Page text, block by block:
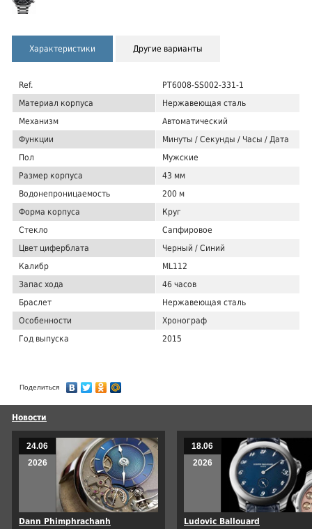
Характеристики Другие варианты
Ref.
PT6008-SS002-331-1
Материал корпуса
Нержавеющая сталь
Механизм
Автоматический
Функции
Минуты / Секунды / Часы / Дата
Пол
Мужские
Размер корпуса
43 мм
Водонепроницаемость
200 м
Форма корпуса
Круг
Стекло
Сапфировое
Цвет циферблата
Черный / Синий
Калибр
ML112
Запас хода
46 часов
Браслет
Нержавеющая сталь
Особенности
Хронограф
Год выпуска
2015
Поделиться
Новости
24.06
2026
Dann Phimphrachanh
18.06
2026
Ludovic Ballouard